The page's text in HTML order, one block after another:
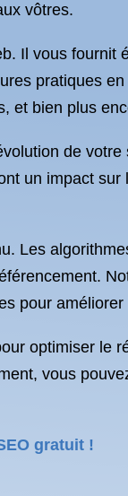
vôtres.
Il vous
pratiques
et bien plus
de
un impact
Les
pour
optimiser le
vous
gratuit !